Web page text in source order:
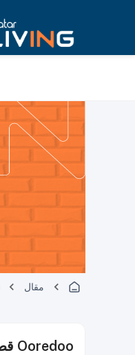
مقال
Ooredoo قطر تفوز بجائزة ستيفي® البرونزية المرموقة لعام 2025 في قطاع الاتصالات